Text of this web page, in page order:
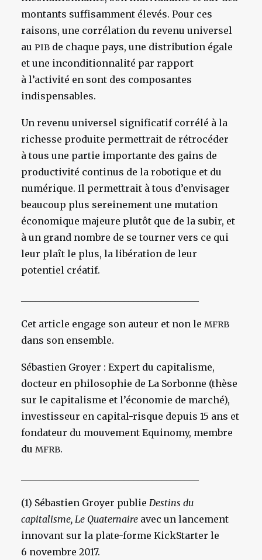
montants suffisamment élevés. Pour ces
raisons, une corrélation du revenu universel
au PIB de chaque pays, une distribution égale
et une inconditionnalité par rapport
à l’activité en sont des composantes
indispensables.
Un revenu universel significatif corrélé à la
richesse produite permettrait de rétrocéder
à tous une partie importante des gains de
productivité continus de la robotique et du
numérique. Il permettrait à tous d’envisager
beaucoup plus sereinement une mutation
économique majeure plutôt que de la subir, et
à un grand nombre de se tourner vers ce qui
leur plaît le plus, la libération de leur
potentiel créatif.
Cet article engage son auteur et non le MFRB
dans son ensemble.
Sébastien Groyer : Expert du capitalisme,
docteur en philosophie de La Sorbonne (thèse
sur le capitalisme et l’économie de marché),
investisseur en capital-risque depuis 15 ans et
fondateur du mouvement Equinomy, membre
du MFRB.
(1) Sébastien Groyer publie Destins du
capitalisme, Le Quaternaire avec un lancement
innovant sur la plate-forme KickStarter le
6 novembre 2017.